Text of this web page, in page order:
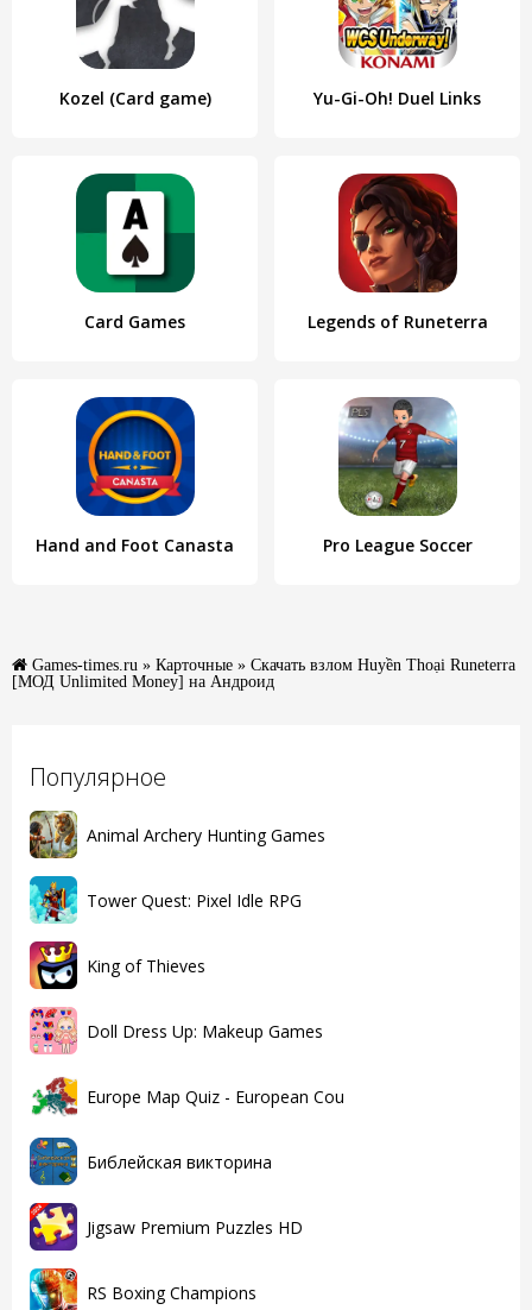
Популярное
Animal Archery Hunting Games
Tower Quest: Pixel Idle RPG
King of Thieves
Doll Dress Up: Makeup Games
Europe Map Quiz - European Cou
Библейская викторина
Jigsaw Premium Puzzles HD
RS Boxing Champions
Kozel (Card game) Yu-Gi-Oh! Duel Links
Card Games Legends of Runeterra
Hand and Foot Canasta Pro League Soccer
Games-times.ru » Карточные » Скачать взлом Huyền Thoại Runeterra
[МОД Unlimited Money] на Андроид